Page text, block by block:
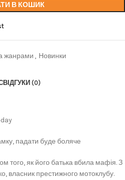
В КОШИК
жанрами , Новинки
ВІДГУКИ (0)
падати буде боляче
того, як його батька вбила мафія. З
власник престижного мотоклубу.